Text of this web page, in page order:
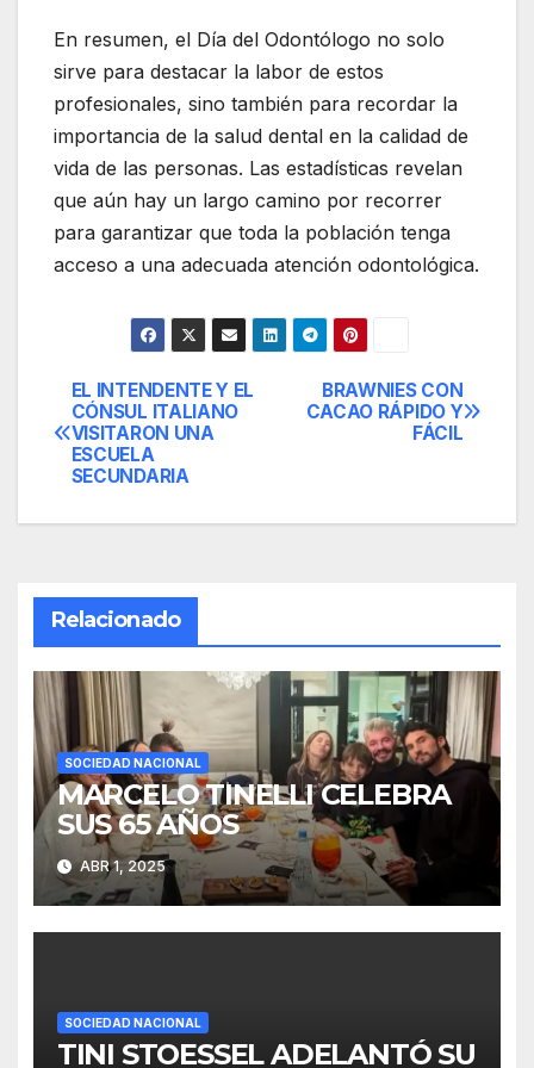
En resumen, el Día del Odontólogo no solo
sirve para destacar la labor de estos
profesionales, sino también para recordar la
importancia de la salud dental en la calidad de
vida de las personas. Las estadísticas revelan
que aún hay un largo camino por recorrer
para garantizar que toda la población tenga
acceso a una adecuada atención odontológica.
Navegación
de
BRAWNIES CON
CACAO RÁPIDO Y
FÁCIL
EL INTENDENTE Y EL
CÓNSUL ITALIANO
VISITARON UNA
ESCUELA
SECUNDARIA
Relacionado
SOCIEDAD NACIONAL
MARCELO TINELLI CELEBRA
SUS 65 AÑOS
ABR 1, 2025
SOCIEDAD NACIONAL
TINI STOESSEL ADELANTÓ SU